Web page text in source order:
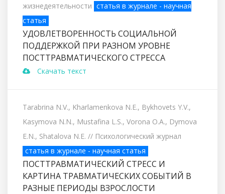
жизнедеятельности статья в журнале - научная
статья
УДОВЛЕТВОРЕННОСТЬ СОЦИАЛЬНОЙ
ПОДДЕРЖКОЙ ПРИ РАЗНОМ УРОВНЕ
ПОСТТРАВМАТИЧЕСКОГО СТРЕССА
Скачать текст
Tarabrina N.V., Kharlamenkova N.E., Bykhovets Y.V.,
Kasymova N.N., Mustafina L.S., Vorona O.A., Dymova
E.N., Shatalova N.E. // Психологический журнал
статья в журнале - научная статья
ПОСТТРАВМАТИЧЕСКИЙ СТРЕСС И
КАРТИНА ТРАВМАТИЧЕСКИХ СОБЫТИЙ В
РАЗНЫЕ ПЕРИОДЫ ВЗРОСЛОСТИ